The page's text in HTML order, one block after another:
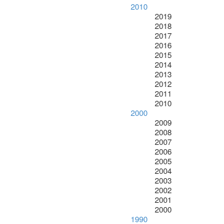
2010
2019
2018
2017
2016
2015
2014
2013
2012
2011
2010
2000
2009
2008
2007
2006
2005
2004
2003
2002
2001
2000
1990